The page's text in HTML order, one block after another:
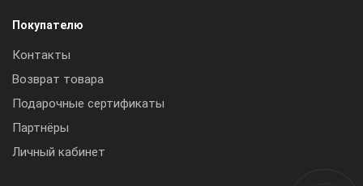
Покупателю
Контакты
Возврат товара
Подарочные сертификаты
Партнёры
Личный кабинет